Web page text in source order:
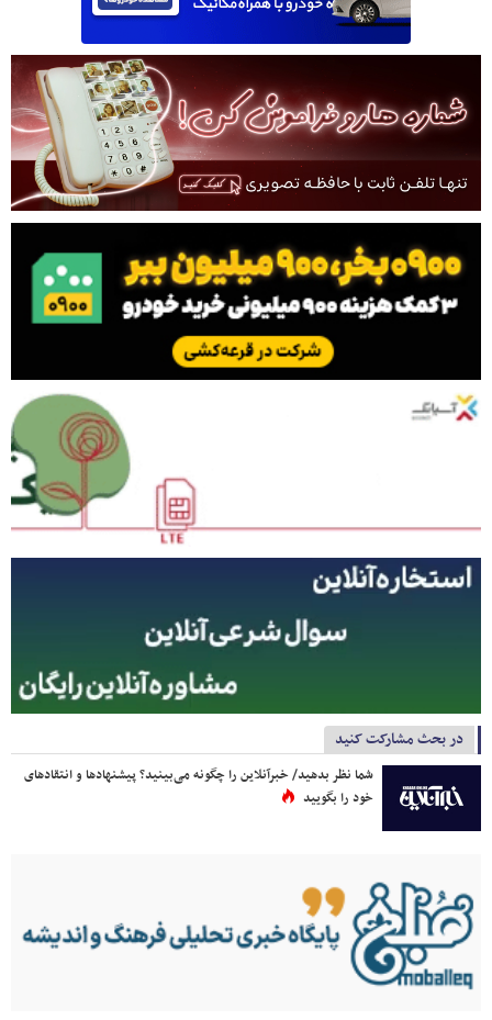
در بحث مشارکت کنید
شما نظر بدهید/ خبرآنلاین را چگونه می‌بینید؟ پیشنهادها و انتقادهای
خود را بگویید